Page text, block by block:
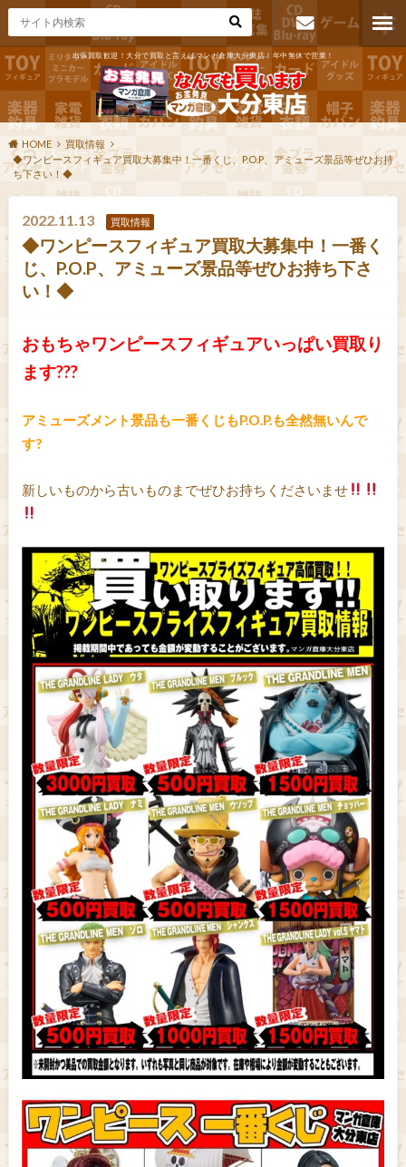
出張買取歓迎！大分で買取と言えばマンガ倉庫大分東店！年中無休で営業！
お問い合わ
せ
HOME
買取情報
◆ワンピースフィギュア買取大募集中！一番くじ、P.O.P、アミューズ景品等ぜひお持
ち下さい！◆
2022.11.13 買取情報
◆ワンピースフィギュア買取大募集中！一番く
じ、P.O.P、アミューズ景品等ぜひお持ち下さ
い！◆
おもちゃワンピースフィギュアいっぱい買取り
ます???
アミューズメント景品も一番くじもP.O.P.も全然無いんで
す?
新しいものから古いものまでぜひお持ちくださいませ